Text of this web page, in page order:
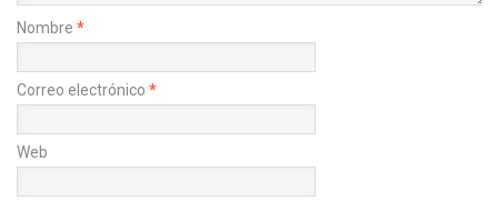
Nombre *
Correo electrónico *
Web